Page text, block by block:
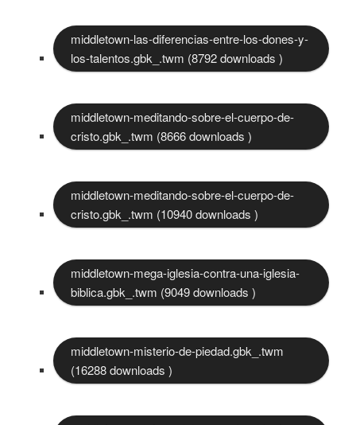
middletown-las-diferencias-entre-los-dones-y-
los-talentos.gbk_.twm (8792 downloads )
middletown-meditando-sobre-el-cuerpo-de-
cristo.gbk_.twm (8666 downloads )
middletown-meditando-sobre-el-cuerpo-de-
cristo.gbk_.twm (10940 downloads )
middletown-mega-iglesia-contra-una-iglesia-
biblica.gbk_.twm (9049 downloads )
middletown-misterio-de-piedad.gbk_.twm
(16288 downloads )